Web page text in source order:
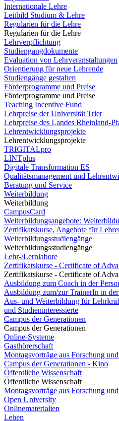
Internationale Lehre
Leitbild Studium & Lehre
Regularien für die Lehre
Regularien für die Lehre
Lehrverpflichtung
Studiengangdokumente
Evaluation von Lehrveranstaltungen
Orientierung für neue Lehrende
Studiengänge gestalten
Förderprogramme und Preise
Förderprogramme und Preise
Teaching Incentive Fund
Lehrpreise der Universität Trier
Lehrpreise des Landes Rheinland-
Lehrentwicklungsprojekte
Lehrentwicklungsprojekte
TRIGITALpro
LINTplus
Digitale Transformation ES
Qualitätsmanagement und
Beratung und Service
Weiterbildung
Weiterbildung
CampusCard
Weiterbildungsangebote:
Zertifikatskurse, Angebote für
Weiterbildungsstudiengänge
Weiterbildungsstudiengänge
Lehr-/Lernlabore
Zertifikatskurse - Certificate of
Zertifikatskurse - Certificate of
Ausbildung zum Coach in der
Ausbildung zum/zur TrainerIn in
Aus- und Weiterbildung für
und Studieninteressierte
Campus der Generationen
Campus der Generationen
Online-Systeme
Gasthörerschaft
Montagsvorträge aus Forschung
Campus der Generationen - Kino
Öffentliche Wissenschaft
Öffentliche Wissenschaft
Montagsvorträge aus Forschung
Open University
Onlinematerialien
Leben